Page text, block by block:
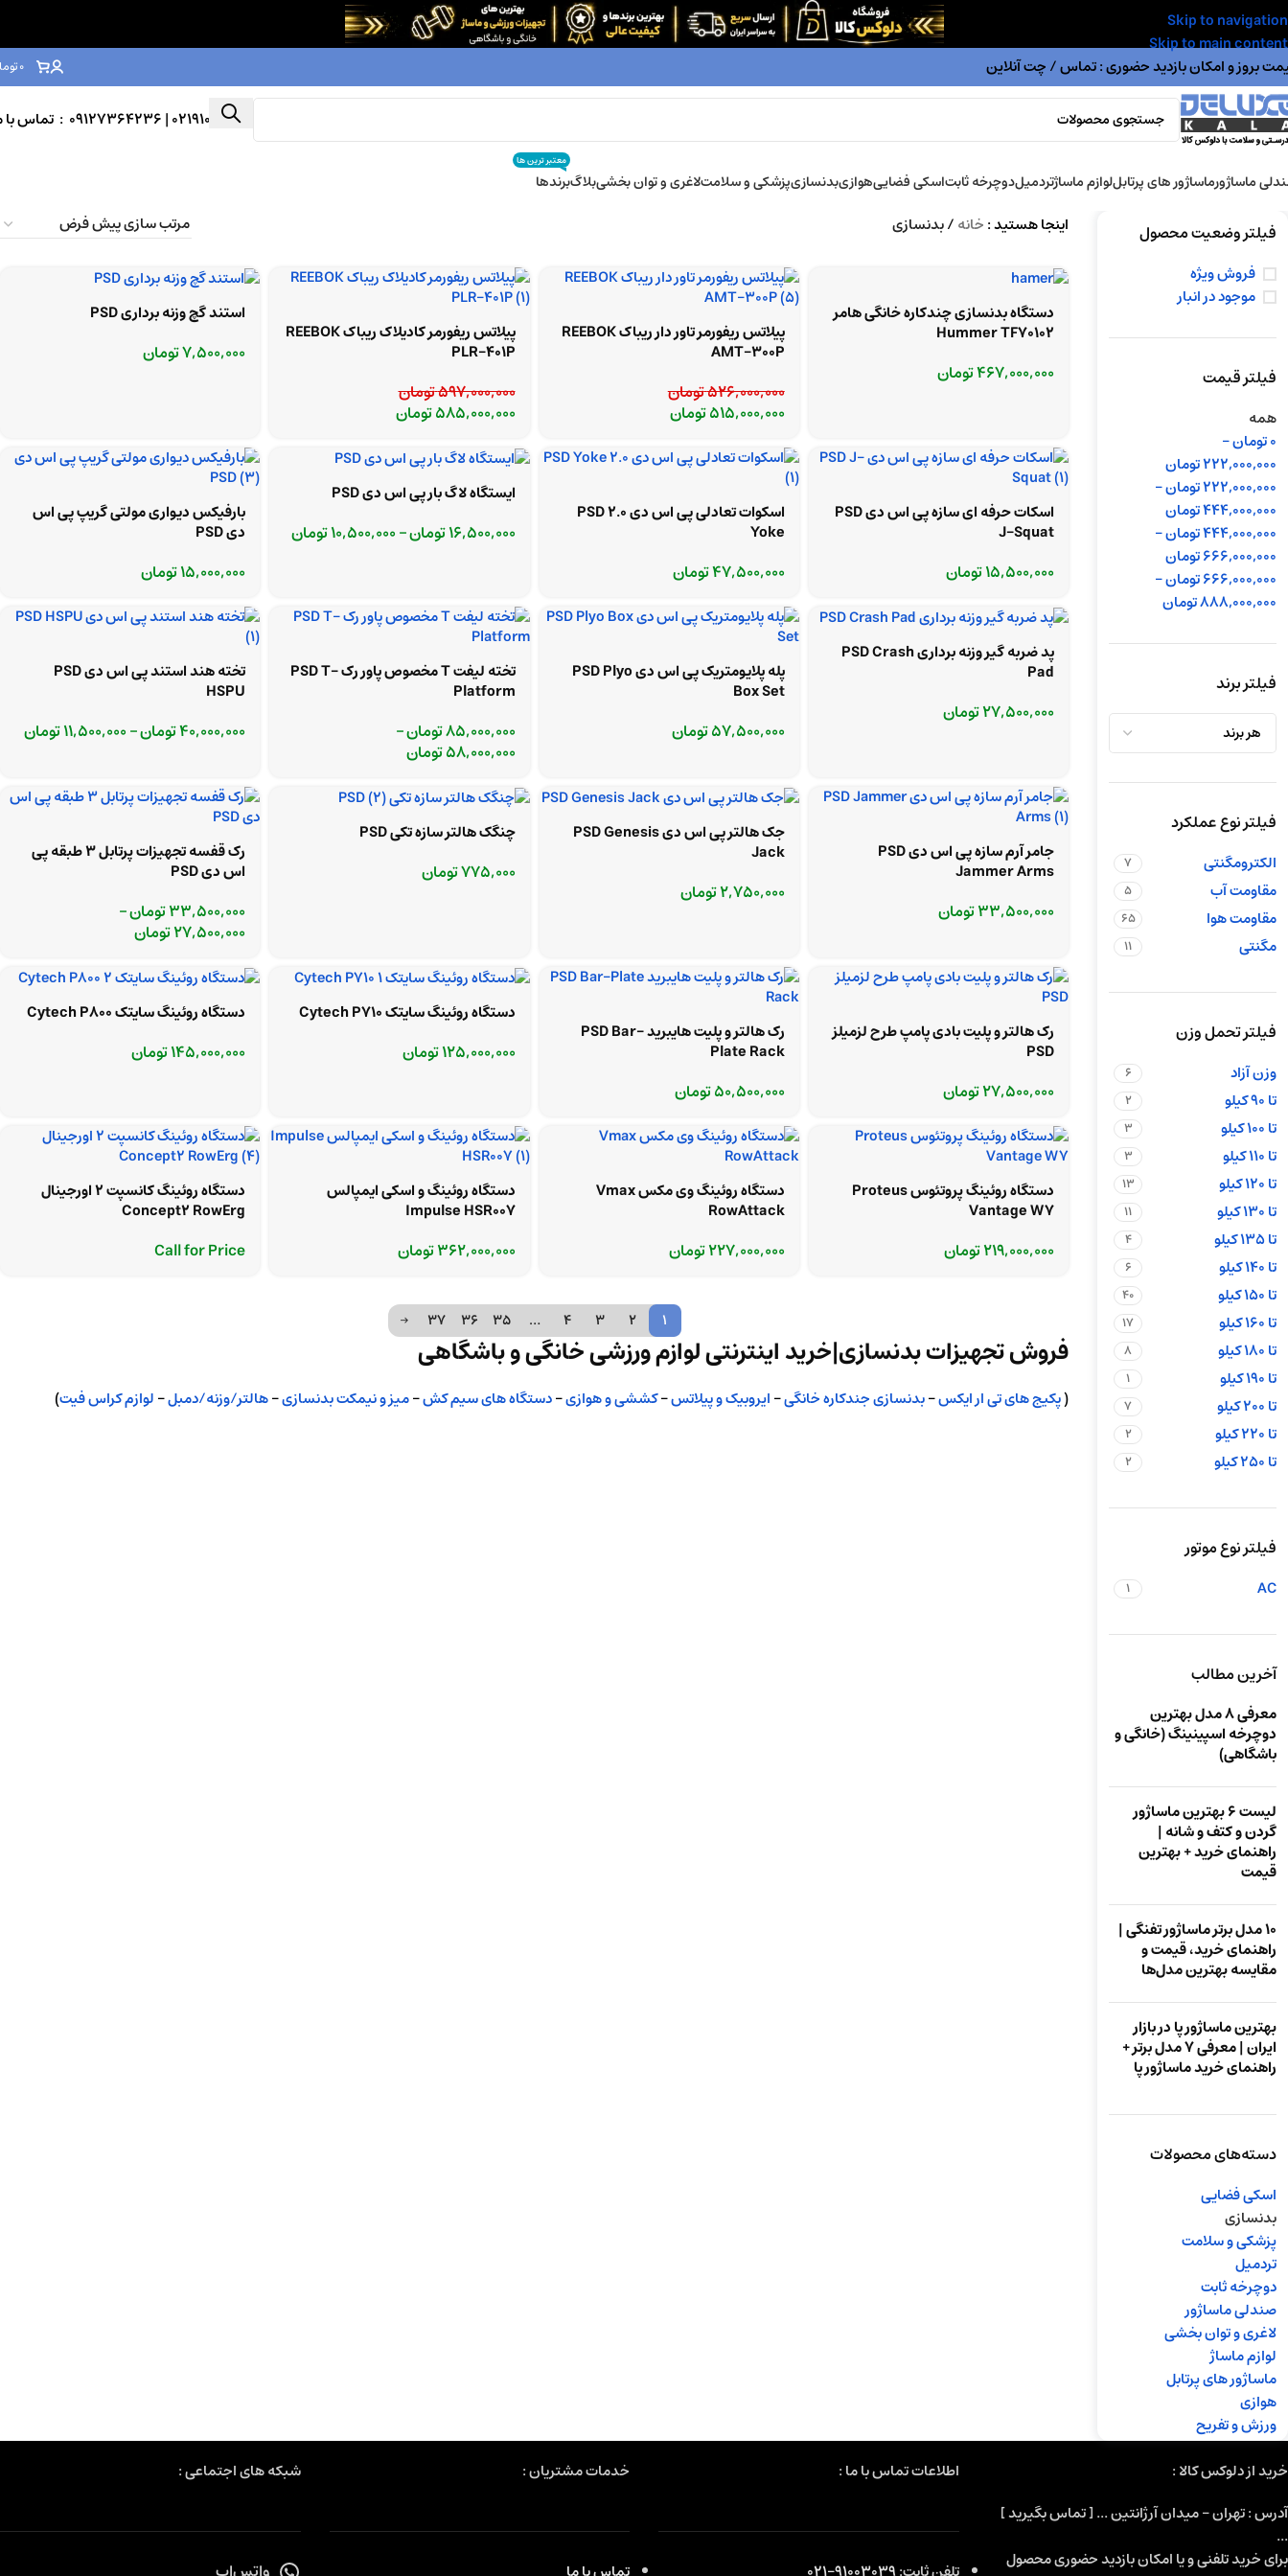
Skip to navigation
Skip to main content
بروز و امکان بازدید حضوری : تماس / چت آنلاین
0
02191003039| 09127364236 : تماس با ما
ماساژورماساژور های پرتابللوازم ماساژتردمیلدوچرخه ثابتاسکی فضاییهوازیبدنسازیپزشکی و سلامتلاغری و توان بخشیبلاگبرندها
معتبر ترین ها
فیلتر وضعیت محصول
فروش ویژه
موجود در انبار
فیلتر قیمت
همه
0تومان-
222,000,000تومان
222,000,000تومان-
444,000,000تومان
444,000,000تومان-
666,000,000تومان
666,000,000تومان-
888,000,000تومان
فیلتر برند
فیلتر نوع عملکرد
الکترومگنتی 7
مقاومت آب 5
مقاومت هوا 65
مگنتی 11
فیلتر تحمل وزن
وزن آزاد 6
تا 90 کیلو 2
تا 100 کیلو 3
تا 110 کیلو 3
تا 120 کیلو 13
تا 130 کیلو 11
تا 135 کیلو 4
تا 140 کیلو 6
تا 150 کیلو 40
تا 160 کیلو 17
تا 180 کیلو 8
تا 190 کیلو 1
تا 200 کیلو 7
تا 220 کیلو 2
تا 250 کیلو 2
فیلتر نوع موتور
AC
1
آخرین مطالب
معرفی 8 مدل بهترین
دوچرخه اسپینینگ (خانگی و
باشگاهی)
لیست 6 بهترین ماساژور
گردن و کتف و شانه |
راهنمای خرید + بهترین
قیمت
10 مدل برتر ماساژور تفنگی |
راهنمای خرید، قیمت و
مقایسه بهترین مدل‌ها
بهترین ماساژور پا در بازار
ایران | معرفی ۷ مدل برتر +
راهنمای خرید ماساژور پا
دسته‌های محصولات
اسکی فضایی
بدنسازی
پزشکی و سلامت
تردمیل
دوچرخه ثابت
صندلی ماساژور
لاغری و توان بخشی
لوازم ماساژ
ماساژور های پرتابل
هوازی
ورزش و تفریح
اینجا هستید :خانه/بدنسازی
دستگاه بدنسازی چندکاره خانگی هامر
Hummer TF70102
467,000,000تومان
پیلاتس ریفورمر تاور دار ریباک REEBOK
AMT-300P
526,000,000تومان
515,000,000تومان
پیلاتس ریفورمر کادیلاک ریباک REEBOK
PLR-401P
597,000,000تومان
585,000,000تومان
استند گچ وزنه برداری PSD
7,500,000تومان
اسکات حرفه ای سازه پی اس دی PSD
J-Squat
15,500,000تومان
اسکوات تعادلی پی اس دی 2.0 PSD
Yoke
47,500,000تومان
ایستگاه لاگ بار پی اس دی PSD
16,500,000تومان–
10,500,000تومان
بارفیکس دیواری مولتی گریپ پی اس
دی PSD
15,000,000تومان
پد ضربه گیر وزنه برداری PSD Crash
Pad
27,500,000تومان
پله پلایومتریک پی اس دی PSD Plyo
Box Set
57,500,000تومان
تخته لیفت T مخصوص پاور رک PSD T-
Platform
85,000,000تومان–
58,000,000تومان
تخته هند استند پی اس دی PSD
HSPU
40,000,000تومان–
11,500,000تومان
جامر آرم سازه پی اس دی PSD
Jammer Arms
33,500,000تومان
جک هالتر پی اس دی PSD Genesis
Jack
2,750,000تومان
چنگک هالتر سازه تکی PSD
775,000تومان
رک قفسه تجهیزات پرتابل 3 طبقه پی
اس دی PSD
33,500,000تومان–
27,500,000تومان
رک هالتر و پلیت بادی پامپ طرح لزمیلز
PSD
27,500,000تومان
رک هالتر و پلیت هایبرید PSD Bar-
Plate Rack
50,500,000تومان
دستگاه روئینگ سایتک Cytech P710
125,000,000تومان
دستگاه روئینگ سایتک Cytech P800
145,000,000تومان
دستگاه روئینگ پروتئوس Proteus
Vantage W7
219,000,000تومان
دستگاه روئینگ وی مکس Vmax
RowAttack
227,000,000تومان
دستگاه روئینگ و اسکی ایمپالس
Impulse HSR007
362,000,000تومان
دستگاه روئینگ کانسپت 2 اورجینال
Concept2 RowErg
Call for Price
1
2
3
4
…
35
36
37
→
فروش تجهیزات بدنسازی|خرید اینترنتی لوازم ورزشی خانگی و باشگاهی
(پکیج های تی ار ایکس–بدنسازی جندکاره خانگی–ایروبیک و پیلاتس–کششی و هوازی–دستگاه های سیم کش–میز و نیمکت بدنسازی–هالتر/وزنه/دمبل–لوازم کراس فیت)
خرید از دلوکس کالا :
آدرس : تهران - میدان آرژانتین ... [ تماس بگیرید ]
...
برای خرید تلفنی و یا امکان بازدید حضوری محصول
اطلاعات تماس با ما : خدمات مشتریان : شبکه های اجتماعی :